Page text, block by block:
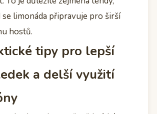
se limonáda připravuje pro širší
hostů.
tipy pro lepší
a delší využití